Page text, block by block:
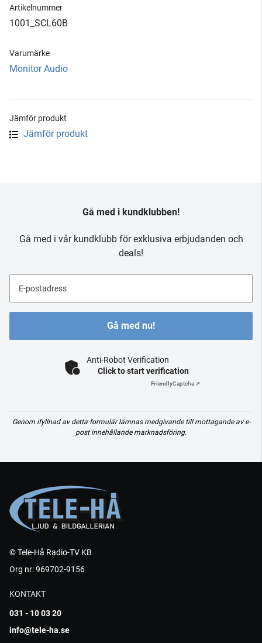
Artikelnummer
1001_SCL60B
Varumärke
Monitor Audio
Jämför produkt
Jämför produkt
Gå med i kundklubben!
Gå med i vår kundklubb för exklusiva erbjudanden och
deals!
E-postadress
Gå med nu!
Anti-Robot Verification
Click to start verification
FriendlyCaptcha ⇗
Genom ifyllnad av detta formulär lämnas medgivande till mottagande av e-
post innehållande marknadsföring.
© Tele-Hå Radio-TV KB
Org nr: 969702-9156
KONTAKT
031 - 10 03 20
info@tele-ha.se